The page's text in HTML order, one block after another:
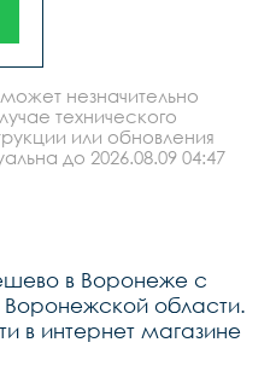
незначительно
технического
или обновления
до 2026.08.09 04:47
в Воронеже с
области.
в интернет магазине